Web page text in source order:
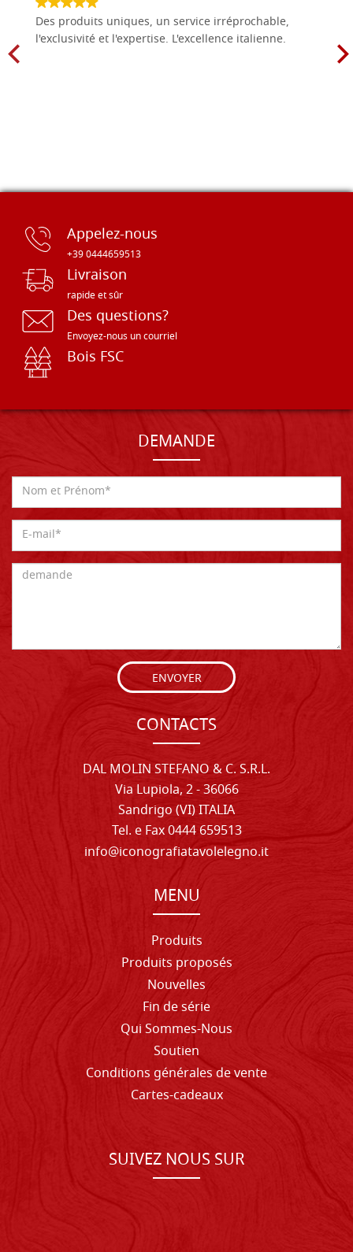
Des produits uniques, un service irréprochable,
l'exclusivité et l'expertise. L'excellence italienne.
Appelez-nous
+39 0444659513
Livraison
rapide et sûr
Des questions?
Envoyez-nous un courriel
Bois FSC
DEMANDE
ENVOYER
CONTACTS
DAL MOLIN STEFANO & C. S.R.L.
Via Lupiola, 2 - 36066
Sandrigo (VI) ITALIA
Tel. e Fax 0444 659513
info@iconografiatavolelegno.it
MENU
Produits
Produits proposés
Nouvelles
Fin de série
Qui Sommes-Nous
Soutien
Conditions générales de vente
Cartes-cadeaux
SUIVEZ NOUS SUR